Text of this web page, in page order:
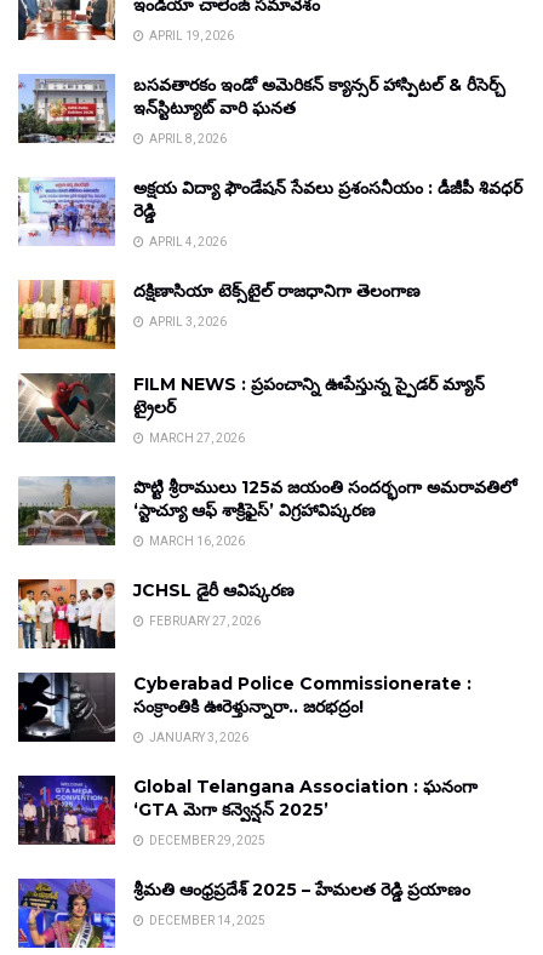
ఇండియా చాలెంజ్ సమావేశం
APRIL 19, 2026
బసవతారకం ఇండో అమెరికన్ క్యాన్సర్ హాస్పిటల్ & రీసెర్చ్
ఇన్‌స్టిట్యూట్ వారి ఘనత
APRIL 8, 2026
అక్షయ విద్యా ఫౌండేషన్ సేవలు ప్రశంసనీయం : డీజీపీ శివధర్
రెడ్డి
APRIL 4, 2026
దక్షిణాసియా టెక్స్‌టైల్ రాజధానిగా తెలంగాణ
APRIL 3, 2026
FILM NEWS : ప్రపంచాన్ని ఊపేస్తున్న స్పైడర్ మ్యాన్
ట్రైలర్
MARCH 27, 2026
పొట్టి శ్రీరాములు 125వ జయంతి సందర్భంగా అమరావతిలో
‘స్టాచ్యూ ఆఫ్ శాక్రిఫైస్’ విగ్రహావిష్కరణ
MARCH 16, 2026
JCHSL డైరీ ఆవిష్కరణ
FEBRUARY 27, 2026
Cyberabad Police Commissionerate :
సంక్రాంతికి ఊరెళ్తున్నారా.. జరభద్రం!
JANUARY 3, 2026
Global Telangana Association : ఘనంగా
‘GTA మెగా కన్వెన్షన్ 2025’
DECEMBER 29, 2025
శ్రీమతి ఆంధ్రప్రదేశ్ 2025 – హేమలత రెడ్డి ప్రయాణం
DECEMBER 14, 2025